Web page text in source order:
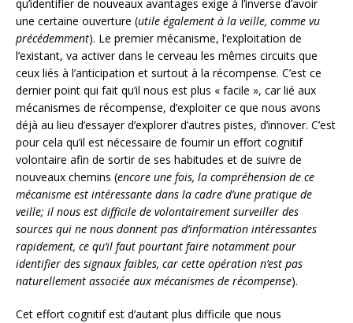
qu’identifier de nouveaux avantages exige à l’inverse d’avoir
une certaine ouverture (utile également à la veille, comme vu
précédemment). Le premier mécanisme, l’exploitation de
l’existant, va activer dans le cerveau les mêmes circuits que
ceux liés à l’anticipation et surtout à la récompense. C’est ce
dernier point qui fait qu’il nous est plus « facile », car lié aux
mécanismes de récompense, d’exploiter ce que nous avons
déjà au lieu d’essayer d’explorer d’autres pistes, d’innover. C’est
pour cela qu’il est nécessaire de fournir un effort cognitif
volontaire afin de sortir de ses habitudes et de suivre de
nouveaux chemins (encore une fois, la compréhension de ce
mécanisme est intéressante dans la cadre d’une pratique de
veille; il nous est difficile de volontairement surveiller des
sources qui ne nous donnent pas d’information intéressantes
rapidement, ce qu’il faut pourtant faire notamment pour
identifier des signaux faibles, car cette opération n’est pas
naturellement associée aux mécanismes de récompense).
Cet effort cognitif est d’autant plus difficile que nous